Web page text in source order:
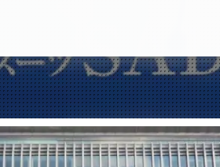
シ
ェ
ア
し